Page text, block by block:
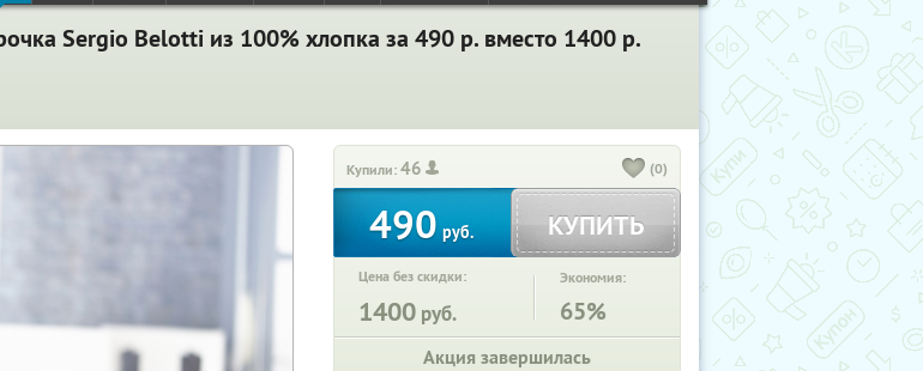
Sergio Belotti из 100% хлопка за 490 р. вместо 1400 р.
Купили:46 (0)
490 руб. КУПИТЬ
Цена без скидки:
1400 руб.
Экономия:
65%
Акция завершилась